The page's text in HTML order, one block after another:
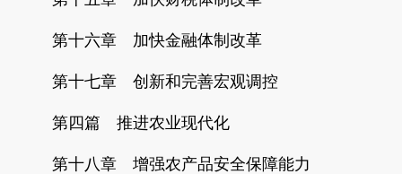
第十六章 加快金融体制改革
第十七章 创新和完善宏观调控
第四篇 推进农业现代化
第十八章 增强农产品安全保障能力